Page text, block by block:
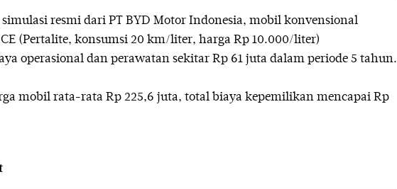
resmi dari PT BYD Motor Indonesia, mobil konvensional
(Pertalite, konsumsi 20 km/liter, harga Rp 10.000/liter)
operasional dan perawatan sekitar Rp 61 juta dalam periode 5 tahun.
mobil rata-rata Rp 225,6 juta, total biaya kepemilikan mencapai Rp